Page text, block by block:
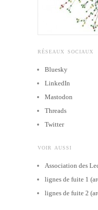
RÉSEAUX SOCIAUX
Bluesky
LinkedIn
Mastodon
Threads
Twitter
VOIR AUSSI
Association des
lignes de fuite 1
lignes de fuite 2